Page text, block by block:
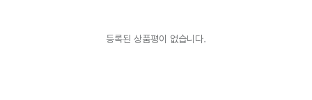
등록된 상품평이 없습니다.